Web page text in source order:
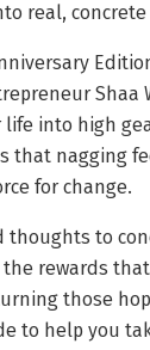
real,
life into high
that nagging
for change.
thoughts to
rewards
those
to help you